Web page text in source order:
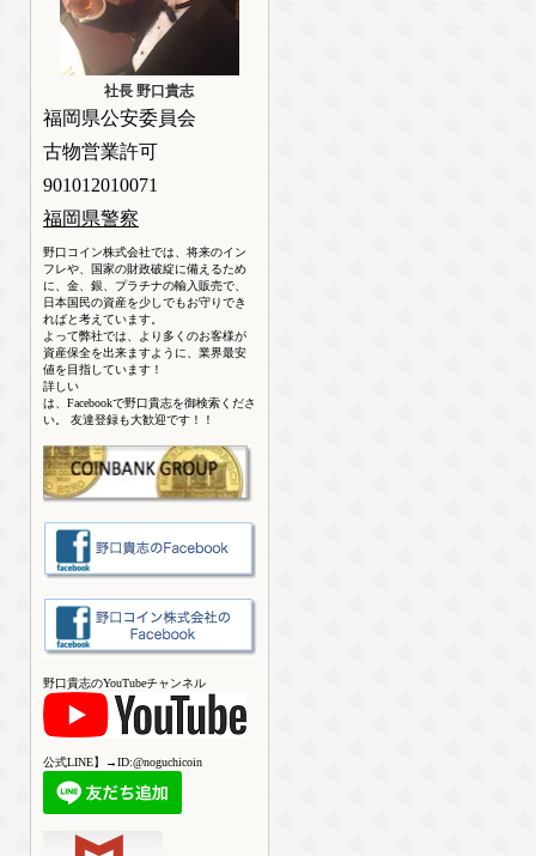
社長 野口貴志
福岡県公安委員会
古物営業許可
901012010071
福岡県警察
野口コイン株式会社では、将来のイン
フレや、国家の財政破綻に備えるため
に、金、銀、プラチナの輸入販売で、
日本国民の資産を少しでもお守りでき
ればと考えています。
よって弊社では、より多くのお客様が
資産保全を出来ますように、業界最安
値を目指しています！
詳しい
は、Facebookで野口貴志を御検索くださ
い。 友達登録も大歓迎です！！
野口貴志のYouTubeチャンネル
公式LINE】→ID:@noguchicoin